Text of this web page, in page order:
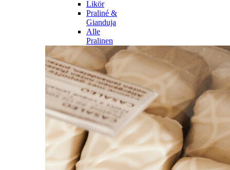
Likör
Praliné &
Gianduja
Alle
Pralinen